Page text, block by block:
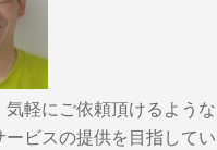
気軽にご依頼頂けるよう
ビスの提供を目指してい